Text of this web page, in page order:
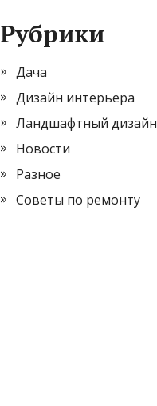
Рубрики
Дача
Дизайн интерьера
Ландшафтный дизайн
Новости
Разное
Советы по ремонту